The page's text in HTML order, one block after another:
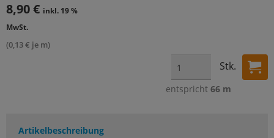
8,90 € inkl. 19 %
MwSt.
(0,13 € je m)
entspricht 66 m
Stk.
Artikelbeschreibung